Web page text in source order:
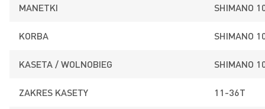
MANETKI SHIMANO
KORBA SHIMANO
KASETA / WOLNOBIEG SHIMANO
ZAKRES KASETY 11-36T